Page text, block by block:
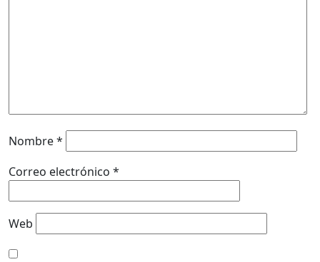
Nombre*
Correo electrónico *
Web